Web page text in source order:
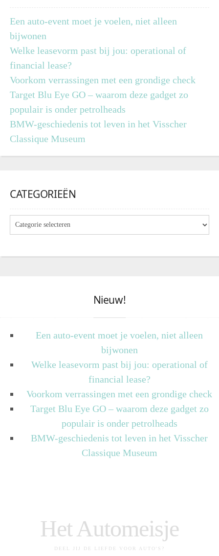
Een auto-event moet je voelen, niet alleen
bijwonen
Welke leasevorm past bij jou: operational of
financial lease?
Voorkom verrassingen met een grondige check
Target Blu Eye GO – waarom deze gadget zo
populair is onder petrolheads
BMW-geschiedenis tot leven in het Visscher
Classique Museum
CATEGORIEËN
Nieuw!
Een auto-event moet je voelen, niet alleen
bijwonen
Welke leasevorm past bij jou: operational of
financial lease?
Voorkom verrassingen met een grondige check
Target Blu Eye GO – waarom deze gadget zo
populair is onder petrolheads
BMW-geschiedenis tot leven in het Visscher
Classique Museum
Het Automeisje
DEEL JIJ DE LIEFDE VOOR AUTO'S?